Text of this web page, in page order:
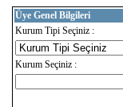
Üye Genel Bilgileri
Kurum Tipi Seçiniz :
Kurum Seçiniz :